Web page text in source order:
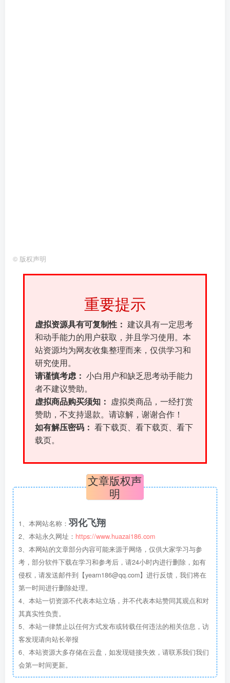
© 版权声明
重要提示
虚拟资源具有可复制性： 建议具有一定思考
和动手能力的用户获取，并且学习使用。本
站资源均为网友收集整理而来，仅供学习和
研究使用。
请谨慎考虑： 小白用户和缺乏思考动手能力
者不建议赞助。
虚拟商品购买须知：
虚拟类商品，一经打赏
赞助，不支持退款。请谅解，谢谢合作！
如有解压密码： 看下载页、看下载页、看下
载页。
文章版权声
明
1、本网站名称： 羽化飞翔
2、本站永久网址： https://www.huazai186.com
3、本网站的文章部分内容可能来源于网络，仅供大家学习与参
考，部分软件下载在学习和参考后，请24小时内进行删除，如有
侵权，请发送邮件到【yearn186@qq.com】进行反馈，我们将在
第一时间进行删除处理。
4、本站一切资源不代表本站立场，并不代表本站赞同其观点和对
其真实性负责。
5、本站一律禁止以任何方式发布或转载任何违法的相关信息，访
客发现请向站长举报
6、本站资源大多存储在云盘，如发现链接失效，请联系我们我们
会第一时间更新。